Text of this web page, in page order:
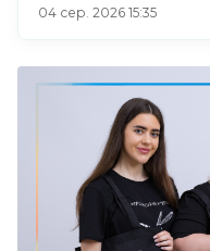
04 сер. 2026 15:35